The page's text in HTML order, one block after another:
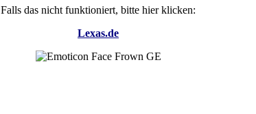
Falls das nicht funktioniert, bitte hier klicken:
Lexas.de